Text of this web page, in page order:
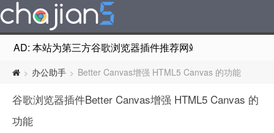
AD: 本站为第三方谷歌浏览器插件推荐网站，非Google
> 办公助手 > Better Canvas增强 HTML5 Canvas 的功能
谷歌浏览器插件Better Canvas增强 HTML5 Canvas 的
功能